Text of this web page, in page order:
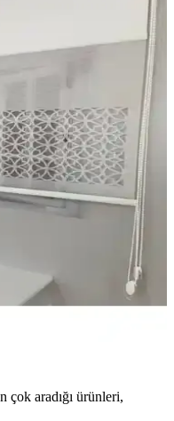
çok aradığı ürünleri,